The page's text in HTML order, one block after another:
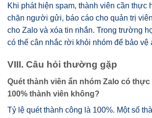
Khi phát hiện spam, thành viên cần thực
chặn người gửi, báo cáo cho quản trị
cho Zalo và xóa tin nhắn. Trong trường
có thể cân nhắc rời khỏi nhóm để bảo vệ
VIII. Câu hỏi thường gặp
Quét thành viên ẩn nhóm Zalo có
100% thành viên không?
Tỷ lệ quét thành công là 100%. Một số